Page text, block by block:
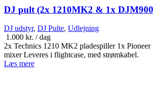
DJ pult (2x 1210MK2 & 1x
DJ udstyr, DJ Pulte, Udlejning
1.000 kr. / dag
2x Technics 1210 MK2 pladespiller 1x
mixer Leveres i flightcase, med strømkabel.
Læs mere